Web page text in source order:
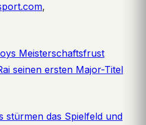
,
Meisterschaftsfrust
seinen ersten Major-Titel
stürmen das Spielfeld und